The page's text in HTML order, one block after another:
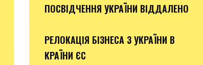
ПОСВІДЧЕННЯ УКРАЇНИ ВІДДАЛЕНО
РЕЛОКАЦІЯ БІЗНЕСА З УКРАЇНИ В
КРАЇНИ ЄС